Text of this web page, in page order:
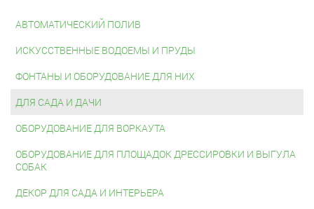
АВТОМАТИЧЕСКИЙ ПОЛИВ
ИСКУССТВЕННЫЕ ВОДОЕМЫ И ПРУДЫ
ФОНТАНЫ И ОБОРУДОВАНИЕ ДЛЯ НИХ
ДЛЯ САДА И ДАЧИ
ОБОРУДОВАНИЕ ДЛЯ ВОРКАУТА
ОБОРУДОВАНИЕ ДЛЯ ПЛОЩАДОК ДРЕССИРОВКИ И ВЫГУЛА
СОБАК
ДЕКОР ДЛЯ САДА И ИНТЕРЬЕРА